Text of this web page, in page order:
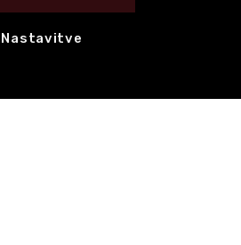
Nastavitve